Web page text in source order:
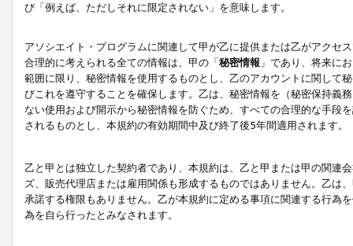
び「例えば、ただしそれに限定されない」を意味します。
アソシエイト・プログラムに関連して甲が乙に提供または乙がアクセ
合理的に考えられる全ての情報は、甲の「秘密情報 」であり、将来に
範囲に限り、秘密情報を使用するものとし、乙のアカウントに関して
びこれを遵守することを確保します。乙は、秘密情報を（秘密保持義
ない使用および開示から秘密情報を防ぐため、すべての合理的な手段
されるものとし、本規約の有効期間中及び終了後5年間適用されます。
乙と甲とは独立した契約者であり、本規約は、乙と甲または甲の関連
ズ、販売代理店または雇用関係も形成するものではありません。乙は
承諾する権限もありません。乙が本規約に定める事項に関連する行為
為を自ら行ったとみなされます。